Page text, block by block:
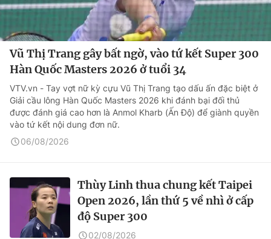
Vũ Thị Trang gây bất ngờ, vào tứ kết Super 300
Hàn Quốc Masters 2026 ở tuổi 34
VTV.vn - Tay vợt nữ kỳ cựu Vũ Thị Trang tạo dấu ấn đặc biệt ở
Giải cầu lông Hàn Quốc Masters 2026 khi đánh bại đối thủ
được đánh giá cao hơn là Anmol Kharb (Ấn Độ) để giành quyền
vào tứ kết nội dung đơn nữ.
06/08/2026
Thùy Linh thua chung kết Taipei
Open 2026, lần thứ 5 về nhì ở cấp
độ Super 300
02/08/2026